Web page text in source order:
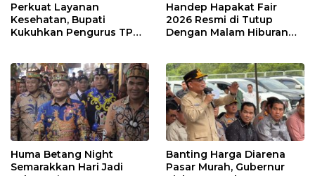
Perkuat Layanan
Kesehatan, Bupati
Kukuhkan Pengurus TP
Handep Hapakat Fair
2026 Resmi di Tutup
Dengan Malam Hiburan
Huma Betang Night
Semarakkan Hari Jadi
Banting Harga Diarena
Pasar Murah, Gubernur